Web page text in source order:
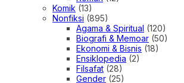
Komik (13)
Nonfiksi (895)
Agama & Spiritual (120)
Biografi & Memoar (50)
Ekonomi & Bisnis (18)
Ensiklopedia (2)
Filsafat (28)
Gender (25)